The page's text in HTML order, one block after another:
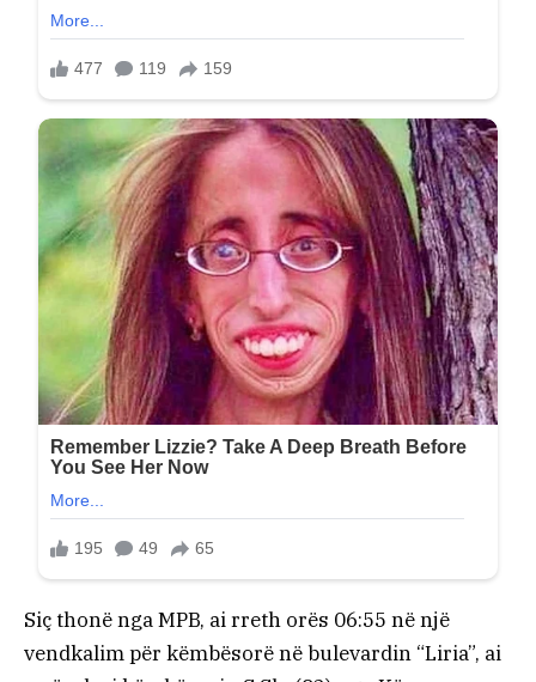
Siç thonë nga MPB, ai rreth orës 06:55 në një
vendkalim për këmbësorë në bulevardin “Liria”, ai